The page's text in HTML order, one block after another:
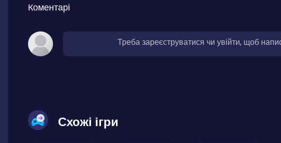
Коментарі
Треба зареєструватися чи увійти, щоб
Схожі ігри